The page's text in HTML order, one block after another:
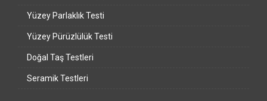
Yüzey Parlaklık Testi
Yüzey Pürüzlülük Testi
Doğal Taş Testleri
Seramik Testleri